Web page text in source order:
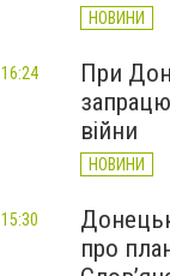
НОВИНИ
При
війни
НОВИНИ
16:24
про
15:30